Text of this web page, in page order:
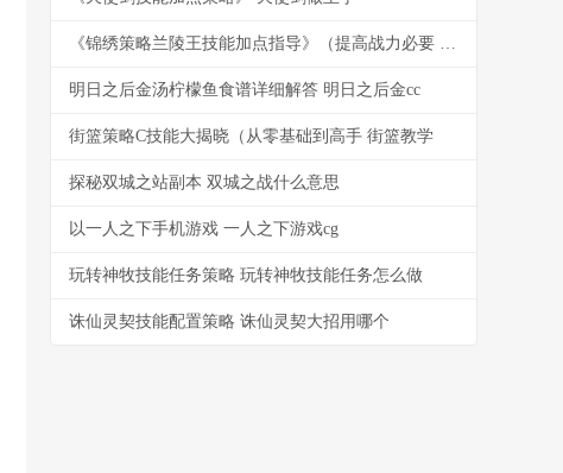
《锦绣策略兰陵王技能加点指导》（提高战力必要 锦绣攻略关卡攻略
明日之后金汤柠檬鱼食谱详细解答 明日之后金cc
街篮策略C技能大揭晓（从零基础到高手 街篮教学
探秘双城之站副本 双城之战什么意思
以一人之下手机游戏 一人之下游戏cg
玩转神牧技能任务策略 玩转神牧技能任务怎么做
诛仙灵契技能配置策略 诛仙灵契大招用哪个